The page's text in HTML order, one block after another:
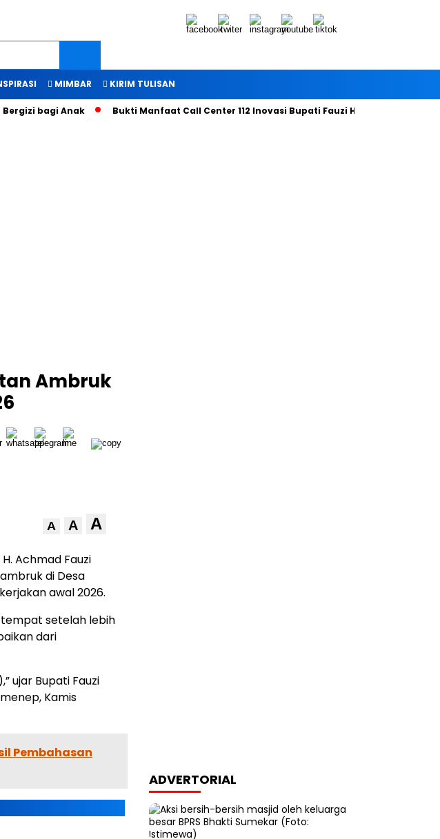
MIMBAR KIRIM TULISAN
bagi Anak Bukti Manfaat Call Center 112 Inovasi Bupati Fauzi Hari ini
Ambruk
A A A
Achmad Fauzi
di Desa
awal 2026.
setelah lebih
dari
ujar Bupati Fauzi
Kamis
Pembahasan
ADVERTORIAL